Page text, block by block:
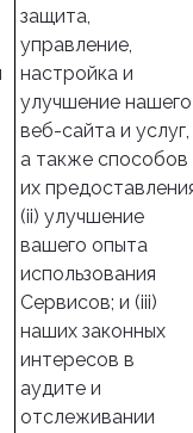
защита,
управление,
настройка и
улучшение нашего
веб-сайта и услуг,
а также способов
их
(ii) улучшение
вашего опыта
использования
Сервисов; и (iii)
наших законных
интересов в
аудите и
отслеживании